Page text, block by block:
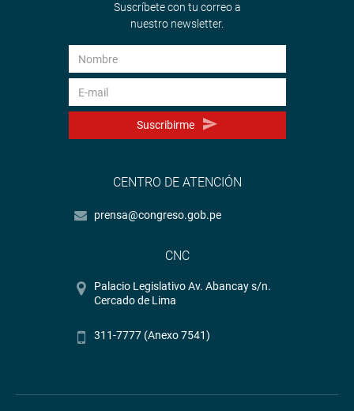
Suscríbete con tu correo a
nuestro newsletter.
Suscribirme
CENTRO DE ATENCIÓN
prensa@congreso.gob.pe
CNC
Palacio Legislativo Av. Abancay s/n.
Cercado de Lima
311-7777 (Anexo 7541)